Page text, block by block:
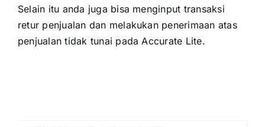
Selain itu anda juga bisa menginput transaksi
retur penjualan dan melakukan penerimaan atas
penjualan tidak tunai pada Accurate Lite.